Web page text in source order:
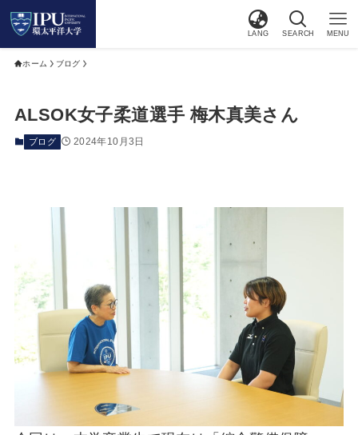
LANG SEARCH MENU
ホーム ブログ
ALSOK女子柔道選手 梅木真美さん
ブログ 2024年10月3日